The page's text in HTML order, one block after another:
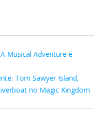
Musical Adventure é
Tom Sawyer Island,
no Magic Kingdom